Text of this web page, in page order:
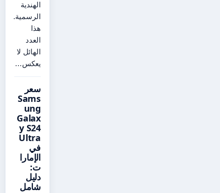
الهندية
الرسمية.
هذا
العدد
الهائل لا
يعكس…
سعر
Sams
ung
Galax
y S24
Ultra
في
الإمارا
ت:
دليل
شامل